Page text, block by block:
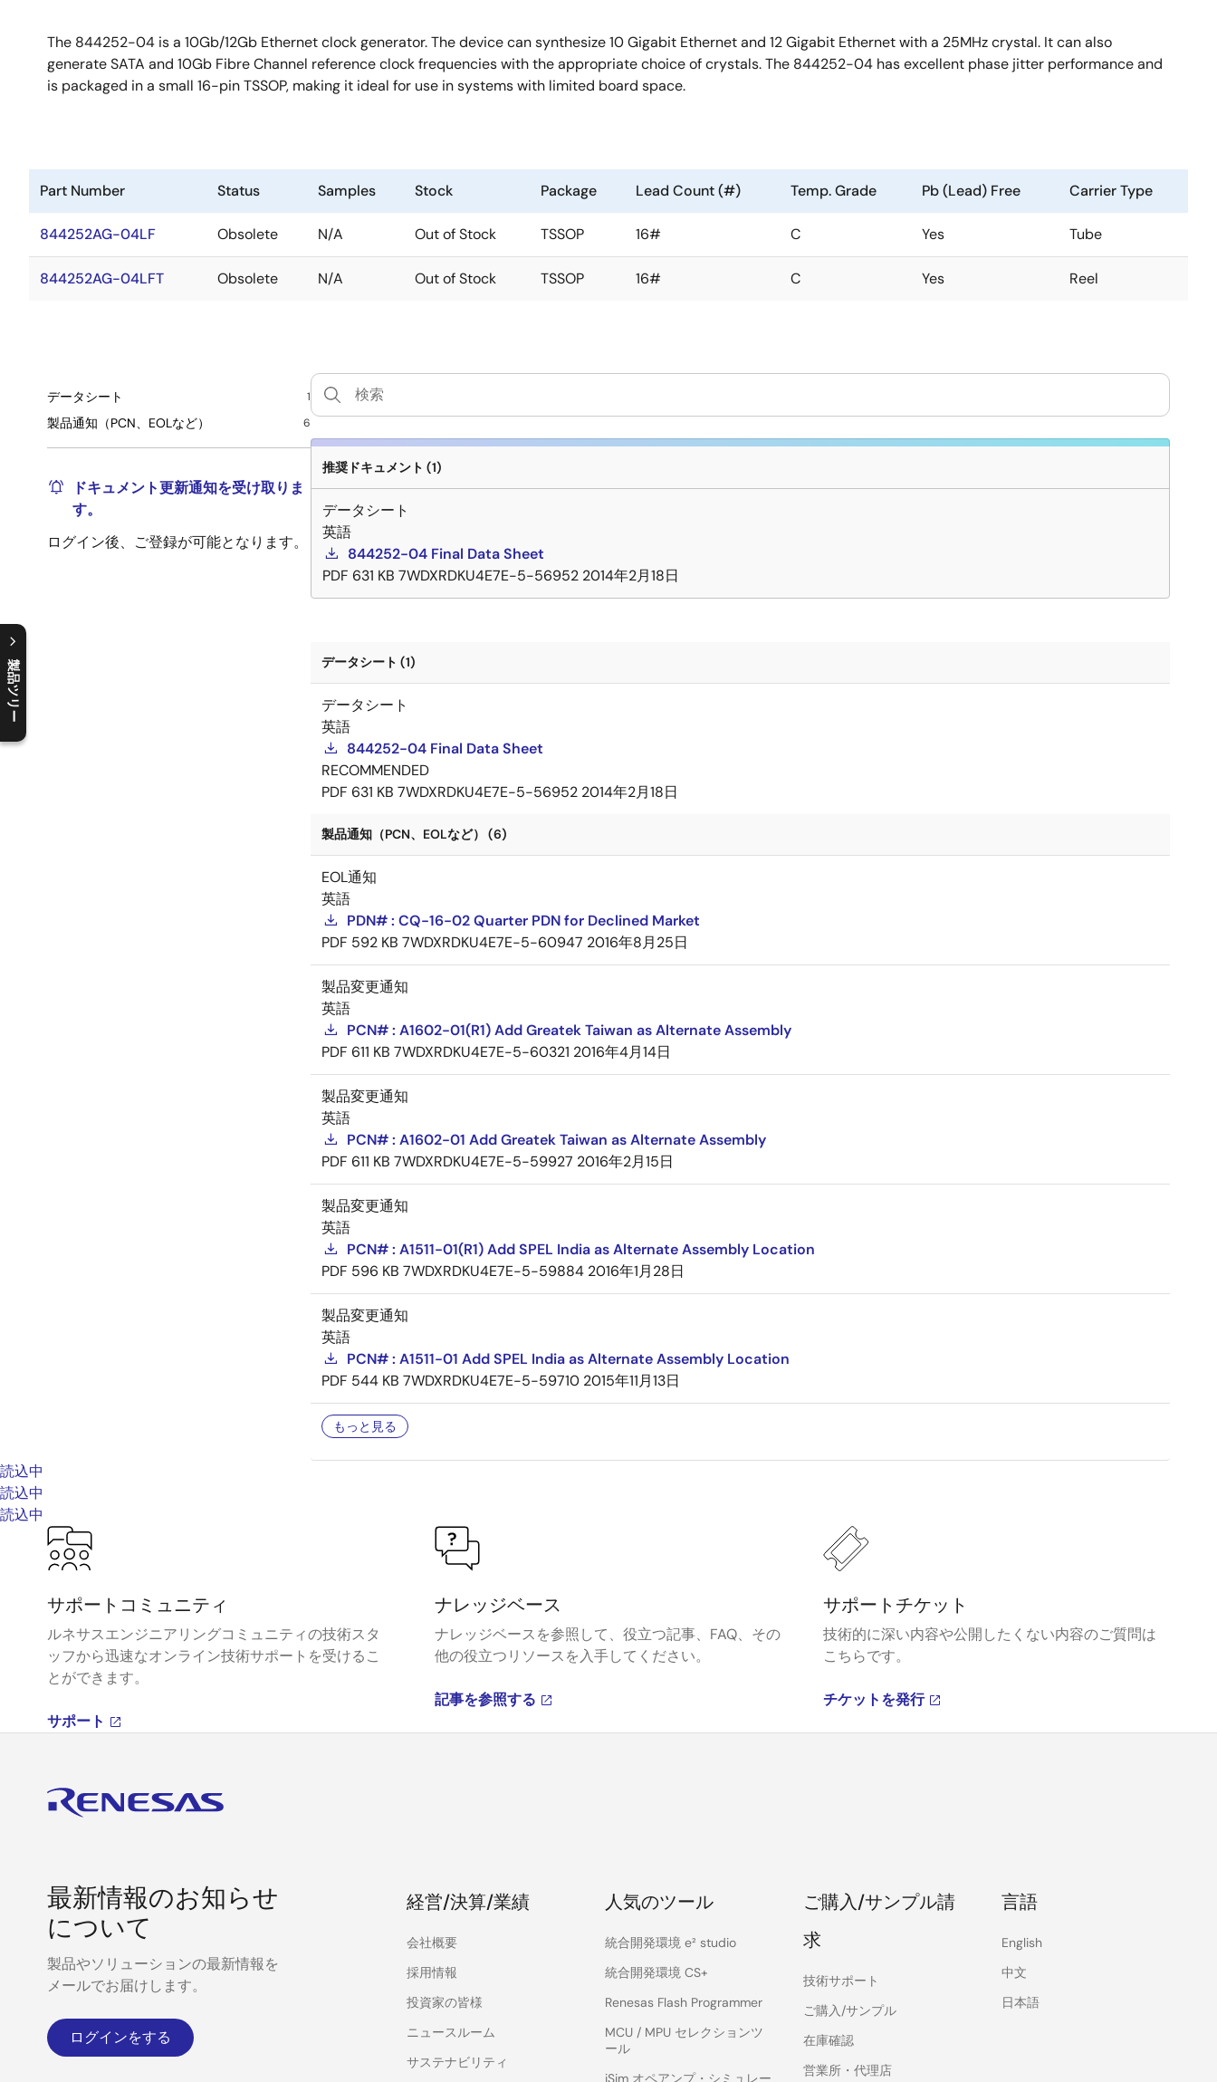
製品ツリー
C
l
o
s
e
p
r
o
d
u
c
t
t
r
e
e
m
e
n
O
p
e
n
p
r
o
d
u
c
t
t
r
e
e
m
e
n
The 844252-04 is a 10Gb/12Gb Ethernet clock generator. The device can synthesize 10 Gigabit Ethernet and 12 Gigabit Ethernet with a 25MHz crystal. It can also
generate SATA and 10Gb Fibre Channel reference clock frequencies with the appropriate choice of crystals. The 844252-04 has excellent phase jitter performance and
is packaged in a small 16-pin TSSOP, making it ideal for use in systems with limited board space.
Part Number Status Samples Stock Package Lead Count (#) Temp. Grade Pb (Lead) Free Carrier Type
844252AG-04LF Obsolete N/A Out of Stock TSSOP 16# C Yes Tube
844252AG-04LFT Obsolete N/A Out of Stock TSSOP 16# C Yes Reel
データシート 1
製品通知（PCN、EOLなど） 6
ドキュメント更新通知を受け取りま
す。
ログイン後、ご登録が可能となります。
推奨ドキュメント (1)
データシート
英語
844252-04 Final Data Sheet
PDF 631 KB 7WDXRDKU4E7E-5-56952 2014年2月18日
データシート (1)
データシート
英語
844252-04 Final Data Sheet
RECOMMENDED
PDF 631 KB 7WDXRDKU4E7E-5-56952 2014年2月18日
製品通知（PCN、EOLなど） (6)
EOL通知
英語
PDN# : CQ-16-02 Quarter PDN for Declined Market
PDF 592 KB 7WDXRDKU4E7E-5-60947 2016年8月25日
製品変更通知
英語
PCN# : A1602-01(R1) Add Greatek Taiwan as Alternate Assembly
PDF 611 KB 7WDXRDKU4E7E-5-60321 2016年4月14日
製品変更通知
英語
PCN# : A1602-01 Add Greatek Taiwan as Alternate Assembly
PDF 611 KB 7WDXRDKU4E7E-5-59927 2016年2月15日
製品変更通知
英語
PCN# : A1511-01(R1) Add SPEL India as Alternate Assembly Location
PDF 596 KB 7WDXRDKU4E7E-5-59884 2016年1月28日
製品変更通知
英語
PCN# : A1511-01 Add SPEL India as Alternate Assembly Location
PDF 544 KB 7WDXRDKU4E7E-5-59710 2015年11月13日
もっと見る
読込中
読込中
読込中
サポートコミュニティ
ルネサスエンジニアリングコミュニティの技術スタ
ッフから迅速なオンライン技術サポートを受けるこ
とができます。
サポート
ナレッジベース
ナレッジベースを参照して、役立つ記事、FAQ、その
他の役立つリソースを入手してください。
記事を参照する
サポートチケット
技術的に深い内容や公開したくない内容のご質問は
こちらです。
チケットを発行
最新情報のお知らせ
について
製品やソリューションの最新情報を
メールでお届けします。
ログインをする
経営/決算/業績
会社概要
採用情報
投資家の皆様
ニュースルーム
サステナビリティ
人気のツール
統合開発環境 e² studio
統合開発環境 CS+
Renesas Flash Programmer
MCU / MPU セレクションツ
ール
iSim オペアンプ・シミュレー
ご購入/サンプル請
求
技術サポート
ご購入/サンプル
在庫確認
営業所・代理店
言語
English
中文
日本語